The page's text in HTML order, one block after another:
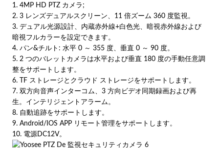
1. 4MP HD PTZ カメラ;
2. 3 レンズデュアルスクリーン、11 倍ズーム 360 度監視。
3. デュアル光源設計、内蔵赤外線+白色光、暗視赤外線および
暗視フルカラーを設定できます。
4. パン&チルト: 水平 0 ～ 355 度、垂直 0 ～ 90 度。
5. 2 つのバレットカメラは水平および垂直 180 度の手動任意調
整をサポートします。
6. TF ストレージとクラウド ストレージをサポートします。
7. 双方向音声インターコム、3 方向ビデオ同期録画および再
生。インテリジェントアラーム。
8. 自動追跡をサポートします。
9. Android/IOS APP リモート管理をサポートします。
10. 電源DC12V。